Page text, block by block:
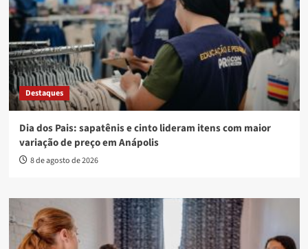
Destaques
Dia dos Pais: sapatênis e cinto lideram itens com maior
variação de preço em Anápolis
8 de agosto de 2026